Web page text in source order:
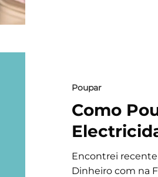
Poupar
Como
Encontrei
Dinheiro com na